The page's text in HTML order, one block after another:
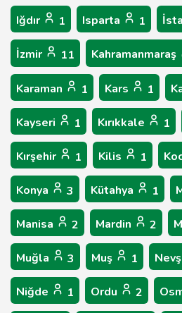
Iğdır 1 Isparta 1
İzmir 11 Kahramanmaraş
Karaman 1 Kars 1
Kayseri 1 Kırıkkale 1
Kırşehir 1 Kilis 1
Konya 3 Kütahya 1
Manisa 2 Mardin 2
Muğla 3 Muş 1
Niğde 1 Ordu 2